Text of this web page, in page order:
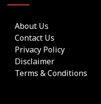
About Us
Contact Us
Privacy Policy
Disclaimer
Terms & Conditions